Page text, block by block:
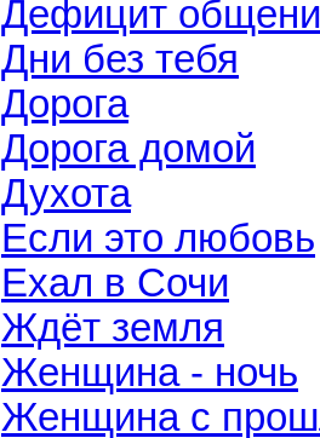
Дефицит
Дни без тебя
Дорога
Дорога домой
Духота
Если это любовь
Ехал в Сочи
Ждёт земля
Женщина - ночь
Женщина с